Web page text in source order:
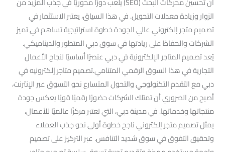
الزوار وزيادة معدلات التحويل. في هذا السياق، يعتبر الاستثمار في
تصميم متجر إلكتروني عالي الجودة خطوة استراتيجية تساهم في تميز
الشركات والحفاظ على ريادتها في سوق دبي المتطور والديناميكي.
يُعد تصميم المتاجر الإلكترونية في دبي عنصرًا أساسيًا لنجاح الأعمال
التجارية في هذا السوق الرقمي المتنامي.تصميم متاجر إلكترونيه في
دبي مع التقدم التكنولوجي والتحول المتسارع نحو التسوق عبر الإنترنت،
أصبح من الضروري أن تمتلك الشركات حضورًا رقميًا قويًا يعكس جودة
منتجاتها وخدماتها. في مدينة دبي، التي تعتبر مركزًا عالميًا للأعمال،
يمثل تصميم متجر إلكتروني ناجح خطوة أولى نحو جذب العملاء
وتحقيق التفوق في سوق شديد التنافس. عبر التركيز على تصميم